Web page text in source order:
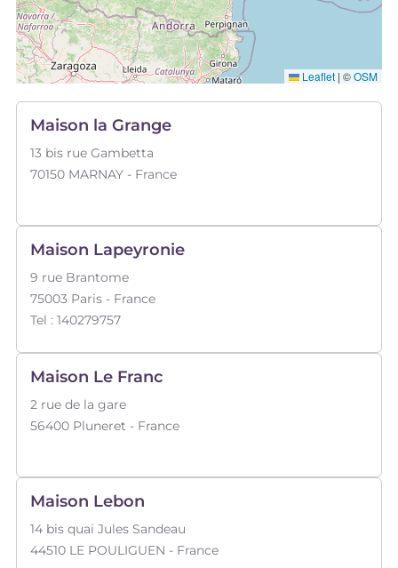
Leaflet | ©OSM
Maison la Grange
13 bis rue Gambetta
70150 MARNAY - France
Maison Lapeyronie
9 rue Brantome
75003 Paris - France
Tel : 140279757
Maison Le Franc
2 rue de la gare
56400 Pluneret - France
Maison Lebon
14 bis quai Jules Sandeau
44510 LE POULIGUEN - France